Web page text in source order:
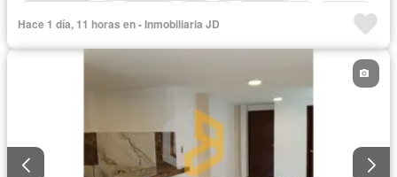
Estudio
Vista panorámica
Cuarto de servicio
Tanque de agua
Acceso para personas con discapacidad
Seguridad privada
Hace 1 día, 11 horas en - Inmobiliaria JD